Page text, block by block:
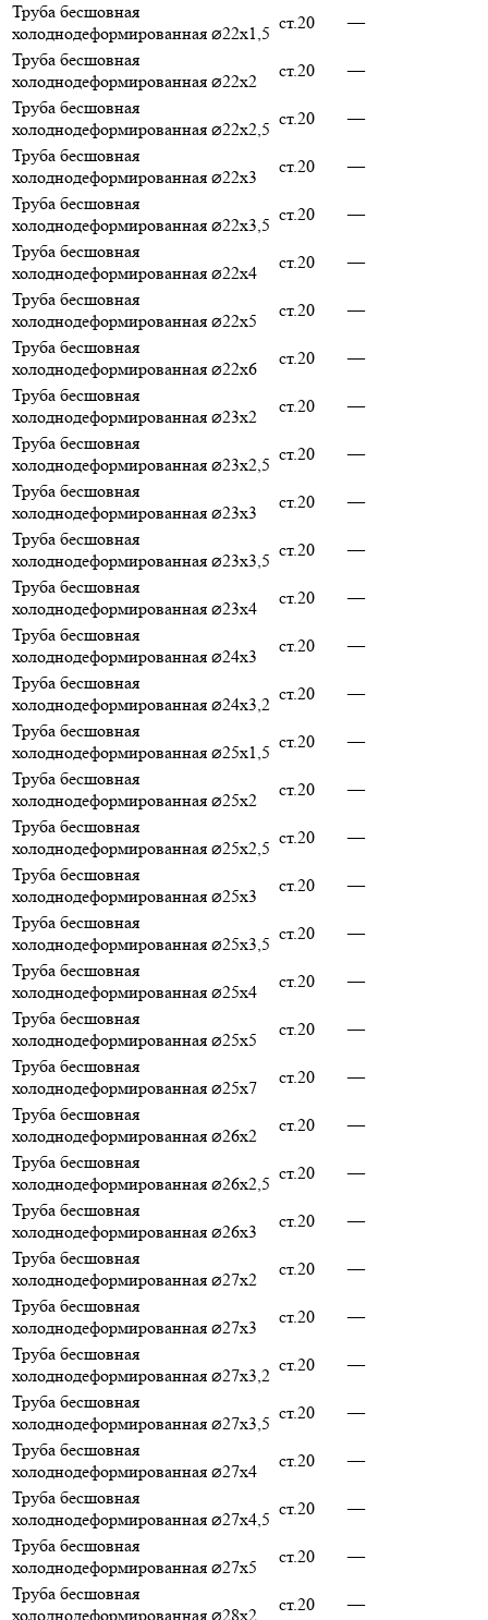
Труба бесшовная
холоднодеформированная ⌀22х1,5
ст.20
—
Труба бесшовная
холоднодеформированная ⌀22х2
ст.20
—
Труба бесшовная
холоднодеформированная ⌀22х2,5
ст.20
—
Труба бесшовная
холоднодеформированная ⌀22х3
ст.20
—
Труба бесшовная
холоднодеформированная ⌀22х3,5
ст.20
—
Труба бесшовная
холоднодеформированная ⌀22х4
ст.20
—
Труба бесшовная
холоднодеформированная ⌀22х5
ст.20
—
Труба бесшовная
холоднодеформированная ⌀22х6
ст.20
—
Труба бесшовная
холоднодеформированная ⌀23х2
ст.20
—
Труба бесшовная
холоднодеформированная ⌀23х2,5
ст.20
—
Труба бесшовная
холоднодеформированная ⌀23х3
ст.20
—
Труба бесшовная
холоднодеформированная ⌀23х3,5
ст.20
—
Труба бесшовная
холоднодеформированная ⌀23х4
ст.20
—
Труба бесшовная
холоднодеформированная ⌀24х3
ст.20
—
Труба бесшовная
холоднодеформированная ⌀24х3,2
ст.20
—
Труба бесшовная
холоднодеформированная ⌀25х1,5
ст.20
—
Труба бесшовная
холоднодеформированная ⌀25х2
ст.20
—
Труба бесшовная
холоднодеформированная ⌀25х2,5
ст.20
—
Труба бесшовная
холоднодеформированная ⌀25х3
ст.20
—
Труба бесшовная
холоднодеформированная ⌀25х3,5
ст.20
—
Труба бесшовная
холоднодеформированная ⌀25х4
ст.20
—
Труба бесшовная
холоднодеформированная ⌀25х5
ст.20
—
Труба бесшовная
холоднодеформированная ⌀25х7
ст.20
—
Труба бесшовная
холоднодеформированная ⌀26х2
ст.20
—
Труба бесшовная
холоднодеформированная ⌀26х2,5
ст.20
—
Труба бесшовная
холоднодеформированная ⌀26х3
ст.20
—
Труба бесшовная
холоднодеформированная ⌀27х2
ст.20
—
Труба бесшовная
холоднодеформированная ⌀27х3
ст.20
—
Труба бесшовная
холоднодеформированная ⌀27х3,2
ст.20
—
Труба бесшовная
холоднодеформированная ⌀27х3,5
ст.20
—
Труба бесшовная
холоднодеформированная ⌀27х4
ст.20
—
Труба бесшовная
холоднодеформированная ⌀27х4,5
ст.20
—
Труба бесшовная
холоднодеформированная ⌀27х5
ст.20
—
Труба бесшовная
холоднодеформированная ⌀28х2
ст.20 —